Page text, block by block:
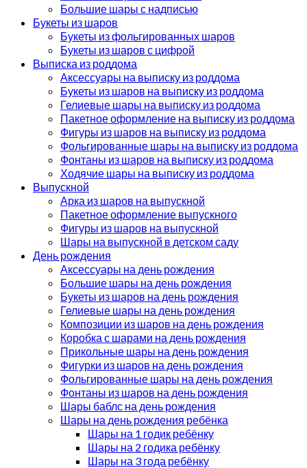
Большие шары с надписью
Букеты из шаров
Букеты из фольгированных шаров
Букеты из шаров с цифрой
Выписка из роддома
Аксессуары на выписку из роддома
Букеты из шаров на выписку из роддома
Гелиевые шары на выписку из роддома
Пакетное оформление на выписку из роддома
Фигуры из шаров на выписку из роддома
Фольгированные шары на выписку из роддома
Фонтаны из шаров на выписку из роддома
Ходячие шары на выписку из роддома
Выпускной
Арка из шаров на выпускной
Пакетное оформление выпускного
Фигуры из шаров на выпускной
Шары на выпускной в детском саду
День рождения
Аксессуары на день рождения
Большие шары на день рождения
Букеты из шаров на день рождения
Гелиевые шары на день рождения
Композиции из шаров на день рождения
Коробка с шарами на день рождения
Прикольные шары на день рождения
Фигурки из шаров на день рождения
Фольгированные шары на день рождения
Фонтаны из шаров на день рождения
Шары баблс на день рождения
Шары на день рождения ребёнка
Шары на 1 годик ребёнку
Шары на 2 годика ребёнку
Шары на 3 года ребёнку